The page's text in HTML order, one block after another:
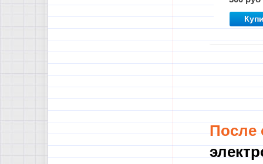
русскому
языку
После